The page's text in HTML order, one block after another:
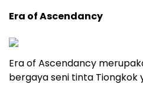
Era of Ascendancy
Era of Ascendancy
bergaya seni tinta Tiongkok